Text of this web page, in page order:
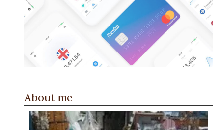
About me